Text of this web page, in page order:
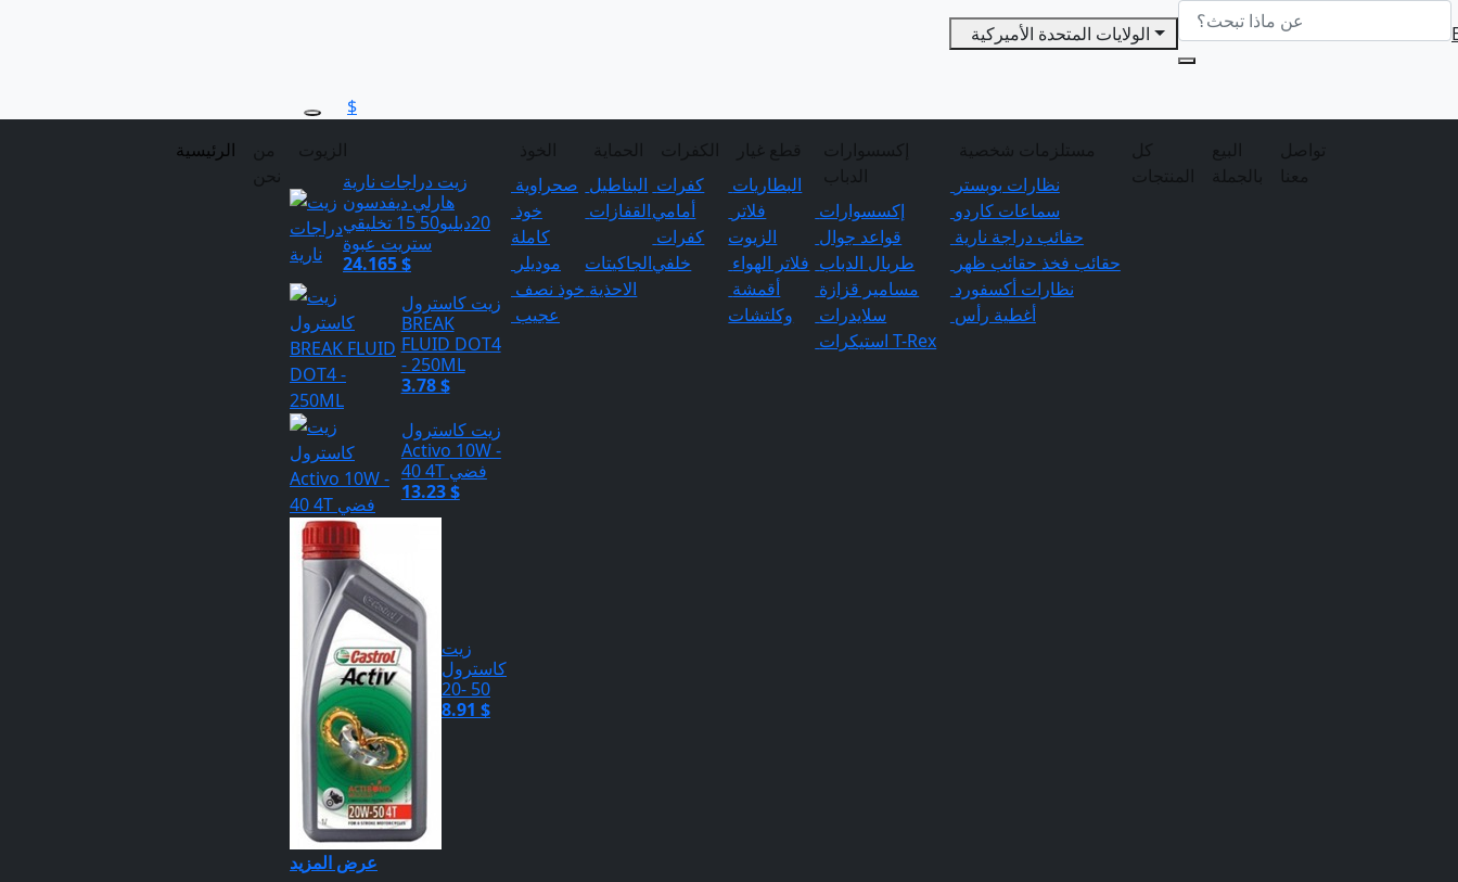
الولايات المتحدة الأميركية
$
الرئيسية
من
نحن
الزيوت
زيت دراجات نارية
هارلي ديفدسون
20دبليو50 15 تخليقي
ستريت عبوة
24.165 $
زيت كاسترول
BREAK
FLUID DOT4
- 250ML
3.78 $
زيت كاسترول
Activo 10W -
40 4T فضي
13.23 $
زيت
كاسترول
50 -20
8.91 $
عرض المزيد
الخوذ
صحراوية
كاملة
موديلر
خوذ نصف
عجيب
الحماية
البناطيل
القفازات
الجاكيتات
الاحذية
الكفرات
أمامي
خلفي
قطع غيار
البطاريات
الزيوت
فلاتر الهواء
وكلتشات
إكسسوارات
الدباب
إكسسوارات
قواعد جوال
طربال الدباب
مسامير قزازة
سلايدرات
استيكرات T-Rex
مستلزمات شخصية
نظارات بوبستر
سماعات كاردو
حقائب دراجة نارية
حقائب ظهر حقائب فخذ
نظارات أكسفورد
أغطية رأس
كل
المنتجات
البيع
بالجملة
تواصل
معنا